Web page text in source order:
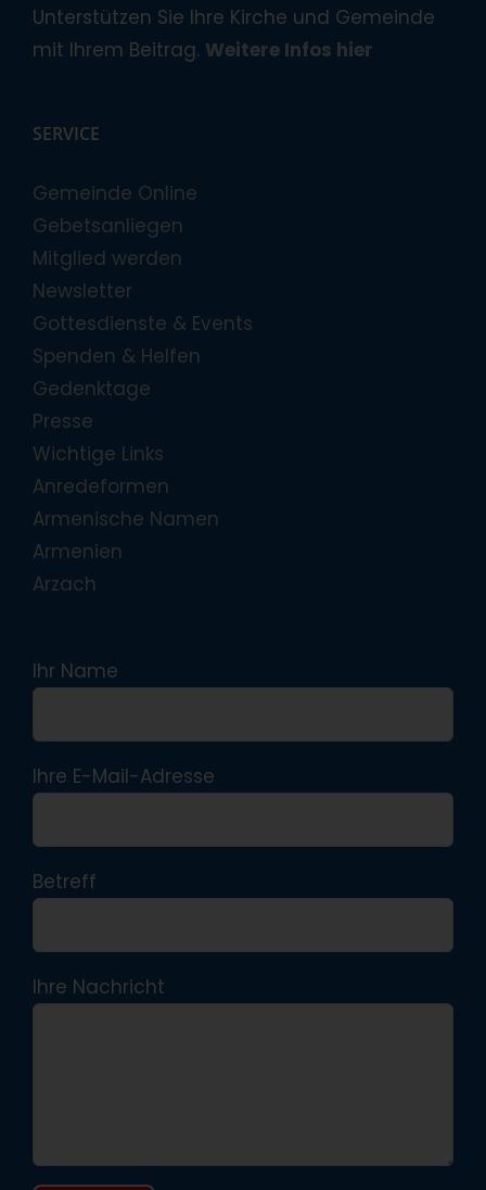
Unterstützen Sie Ihre Kirche und Gemeinde
mit Ihrem Beitrag. Weitere Infos hier
SERVICE
Gemeinde Online
Gebetsanliegen
Mitglied werden
Newsletter
Gottesdienste & Events
Spenden & Helfen
Gedenktage
Presse
Wichtige Links
Anredeformen
Armenische Namen
Armenien
Arzach
Ihr Name
Ihre E-Mail-Adresse
Betreff
Ihre Nachricht